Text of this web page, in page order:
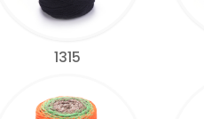
1315